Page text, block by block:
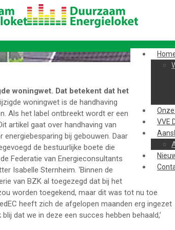
VVE
woningwet. Dat betekent dat het
woningwet is de handhaving
Als het label ontbreekt wordt er een
artikel gaat over handhaving van
bij gebouwen. Daar
de bestuurlijke boete die
Federatie van Energieconsultants
Isabelle Sternheim. ‘Binnen de
van BZK al toegezegd dat bij het
worden toegekend, maar dit was tot nu toe
heeft zich de afgelopen maanden erg ingezet
dat we in deze een succes hebben behaald,’